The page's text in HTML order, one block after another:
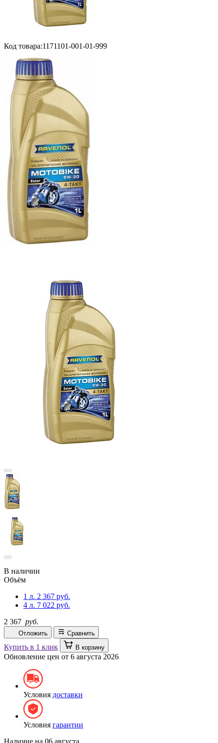
Код товара:1171101-001-01-999
В наличии
Объём
1 л. 2 367 руб.
4 л. 7 022 руб.
2 367 руб.
Отложить Сравнить
Купить в 1 клик В корзину
Обновление цен от 6 августа 2026
Условия доставки
Условия гарантии
Наличие на 06 августа